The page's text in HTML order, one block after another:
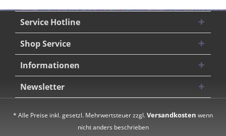
Service Hotline
Shop Service
Informationen
Newsletter
* Alle Preise inkl. gesetzl. Mehrwertsteuer zzgl.Versandkosten wenn
nicht anders beschrieben